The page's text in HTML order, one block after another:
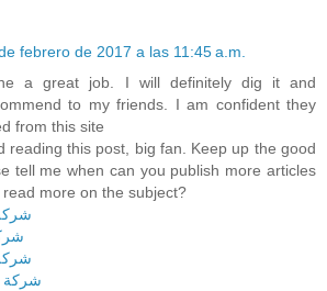
febrero de 2017 a las 11:45 a.m.
a great job. I will definitely dig it and
to my friends. I am confident they
from this site
reading this post, big fan. Keep up the good
tell me when can you publish more articles
more on the subject?
شركة